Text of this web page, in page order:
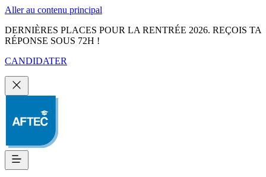
Aller au contenu principal
DERNIÈRES PLACES POUR LA RENTRÉE 2026. REÇOIS TA
RÉPONSE SOUS 72H !
CANDIDATER